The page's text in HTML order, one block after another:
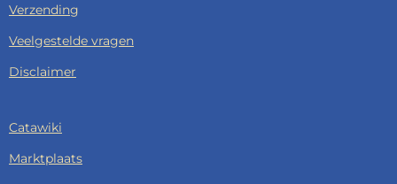
Verzending
Veelgestelde vragen
Disclaimer
Catawiki
Marktplaats